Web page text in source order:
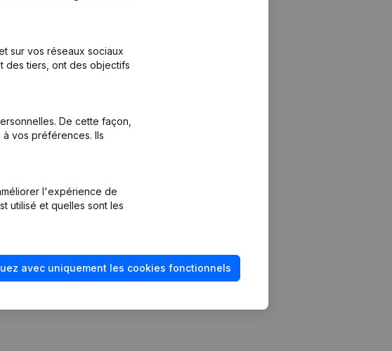
sur vos réseaux sociaux
des tiers, ont des objectifs
De cette façon,
vos préférences. Ils
l'expérience de
utilisé et quelles sont les
avec uniquement les cookies fonctionnels
des comptes annuels
de la solvabilité